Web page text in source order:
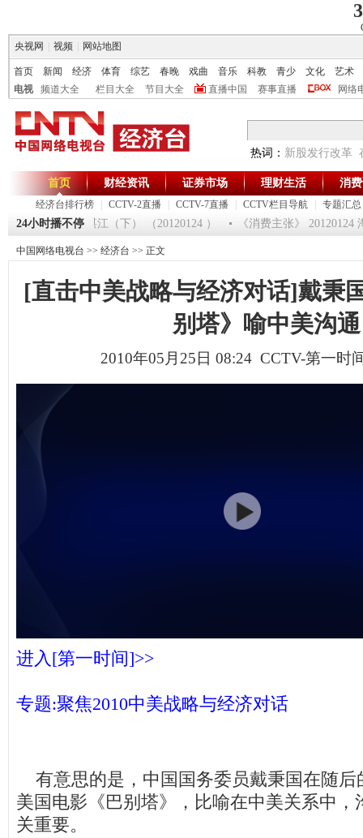
央视网
视频 网站地图
首页 新闻 经济 体育 综艺 春晚 戏曲 音乐 科教 青少 文化
艺术
电视
频道大全 栏目大全 节目大全 直播中国 赛事直播 网络
热词： 新股发行改革
首页
经济台排行榜 CCTV-2直播 CCTV-7直播 CCTV栏目导航 专题汇总
财经资讯 证券市场 理财生活 消
24小时播不停
集大利 走进湛江（下） （20120124 ） 《消费主张》 20120124
中国网络电视台 >> 经济台 >> 正文
[直击中美战略与经济对话]戴秉
别塔》喻中美沟通
2010年05月25日 08:24 CCTV-第一时
进入[第一时间]>>
专题:聚焦2010中美战略与经济对话
有意思的是，中国国务委员戴秉国在随后
美国电影《巴别塔》，比喻在中美关系中，
关重要。